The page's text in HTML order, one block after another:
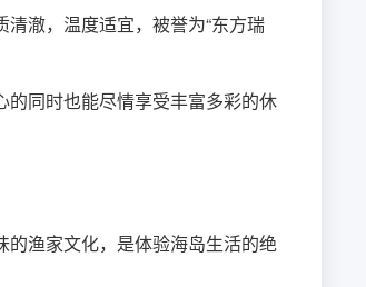
澈，温度适宜，被誉为“东方瑞
同时也能尽情享受丰富多彩的休
渔家文化，是体验海岛生活的绝